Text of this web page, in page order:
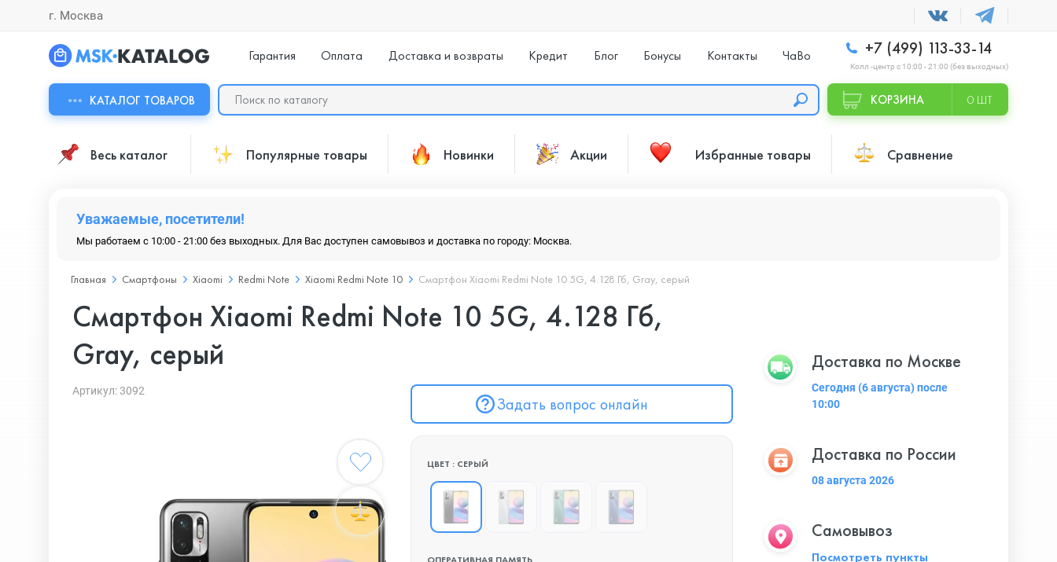
г. Москва
Гарантия Оплата Доставка и возвраты Кредит Блог Бонусы Контакты ЧаВо +7 (499) 113-33-14
Колл -центр с 10:00 - 21:00 (без выходных)
КАТАЛОГ ТОВАРОВ КОРЗИНА 0 ШТ
Весь каталог Популярные товары Новинки Акции Избранные товары Сравнение
Уважаемые, посетители!
Мы работаем с 10:00 - 21:00 без выходных. Для Вас доступен самовывоз и доставка по городу: Москва.
Главная Смартфоны Xiaomi Redmi Note Xiaomi Redmi Note 10 Смартфон Xiaomi Redmi Note 10 5G, 4.128 Гб, Gray, серый
Смартфон Xiaomi Redmi Note 10 5G, 4.128 Гб,
Gray, серый
Артикул: 3092
Задать вопрос онлайн
ЦВЕТ : СЕРЫЙ
Доставка по Москве
Сегодня (6 августа) после
10:00
Доставка по России
08 августа 2026
Самовывоз
Посмотреть пункты